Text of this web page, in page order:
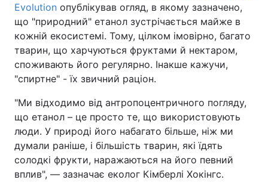
Evolution опублікував огляд, в якому зазначено,
що "природний" етанол зустрічається майже в
кожній екосистемі. Тому, цілком імовірно, багато
тварин, що харчуються фруктами й нектаром,
споживають його регулярно. Інакше кажучи,
"спиртне" - їх звичний раціон.
"Ми відходимо від антропоцентричного погляду,
що етанол – це просто те, що використовують
люди. У природі його набагато більше, ніж ми
думали раніше, і більшість тварин, які їдять
солодкі фрукти, наражаються на його певний
вплив", — зазначає еколог Кімберлі Хокінгс.